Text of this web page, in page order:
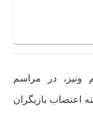
ونیز، در مراسم
اعتصاب بازیگران